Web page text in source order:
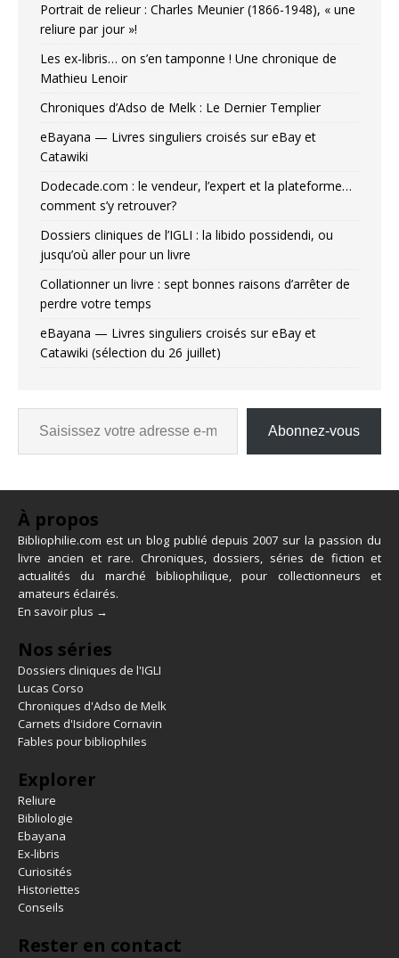
Portrait de relieur : Charles Meunier (1866-1948), « une
reliure par jour »!
Les ex-libris… on s’en tamponne ! Une chronique de
Mathieu Lenoir
Chroniques d’Adso de Melk : Le Dernier Templier
eBayana — Livres singuliers croisés sur eBay et
Catawiki
Dodecade.com : le vendeur, l’expert et la plateforme…
comment s’y retrouver?
Dossiers cliniques de l’IGLI : la libido possidendi, ou
jusqu’où aller pour un livre
Collationner un livre : sept bonnes raisons d’arrêter de
perdre votre temps
eBayana — Livres singuliers croisés sur eBay et
Catawiki (sélection du 26 juillet)
Abonnez-vous
À propos
Bibliophilie.com est un blog publié depuis 2007 sur la passion du
livre ancien et rare. Chroniques, dossiers, séries de fiction et
actualités du marché bibliophilique, pour collectionneurs et
amateurs éclairés.
En savoir plus →
Nos séries
Dossiers cliniques de l'IGLI
Lucas Corso
Chroniques d'Adso de Melk
Carnets d'Isidore Cornavin
Fables pour bibliophiles
Explorer
Reliure
Bibliologie
Ebayana
Ex-libris
Curiosités
Historiettes
Conseils
Rester en contact